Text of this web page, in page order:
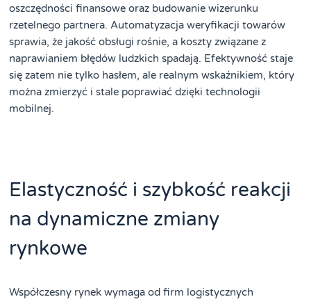
oszczędności finansowe oraz budowanie wizerunku
rzetelnego partnera. Automatyzacja weryfikacji towarów
sprawia, że jakość obsługi rośnie, a koszty związane z
naprawianiem błędów ludzkich spadają. Efektywność staje
się zatem nie tylko hasłem, ale realnym wskaźnikiem, który
można zmierzyć i stale poprawiać dzięki technologii
mobilnej.
Elastyczność i szybkość reakcji
na dynamiczne zmiany
rynkowe
Współczesny rynek wymaga od firm logistycznych